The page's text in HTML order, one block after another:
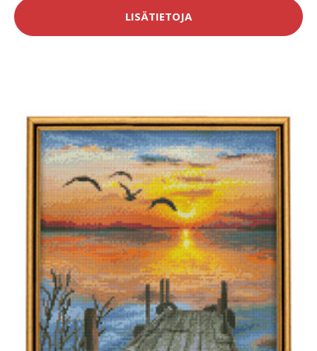
LISÄTIETOJA